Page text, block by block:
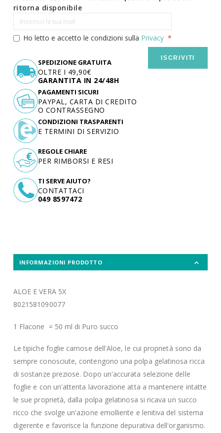
ritorna disponibile
Ho letto e accetto le condizioni sulla Privacy
ISCRIVITI
SPEDIZIONE GRATUITA
OLTRE I 49,90€
GARANTITA IN 24/48H
TI SERVE AIUTO?
CONTATTACI
049 8597472
PAGAMENTI SICURI
PAYPAL, CARTA DI CREDITO
O CONTRASSEGNO
CONDIZIONI TRASPARENTI
E TERMINI DI SERVIZIO
REGOLE CHIARE
PER RIMBORSI E RESI
INFORMAZIONI PRODOTTO
ALOE E VERA 5X
8021581090077
1 Flacone = 50 ml di Puro succo
Le tipiche foglie carnose dell'Aloe, le cui proprietà sono da
sempre conosciute, contengono una polpa gelatinosa ricca
di sostanze preziose. Dopo un'accurata selezione delle
foglie e con un'attenta lavorazione atta a mantenere intatte
le sue proprietà, dalla polpa gelatinosa si ricava un succo
ricco che svolge un'azione emolliente e lenitiva del sistema
digerente e favorisce la funzione depurativa dell'organismo.